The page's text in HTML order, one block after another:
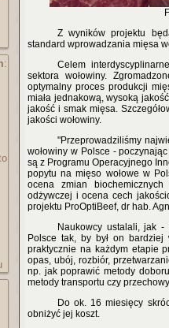
:
Z wyników projektu
standard wprowadzania mięsa
Celem
sektora wołowiny.
optymalny proces produkcji
miała jednakową, wysoką
jakość i smak mięsa.
jakości wołowiny.
"Przeprowadziliśmy
wołowiny w Polsce -
są z Programu Operacyjnego
popytu na mięso wołowe w
ocena zmian biochemicznych
odżywczej i ocena cech
projektu ProOptiBeef, dr hab.
Naukowcy ustalali, jak
Polsce tak, by był on
praktycznie na każdym etapie
opas, ubój, rozbiór,
np. jak poprawić metody
metody transportu czy
Do ok. 16 miesięcy
obniżyć jej koszt.